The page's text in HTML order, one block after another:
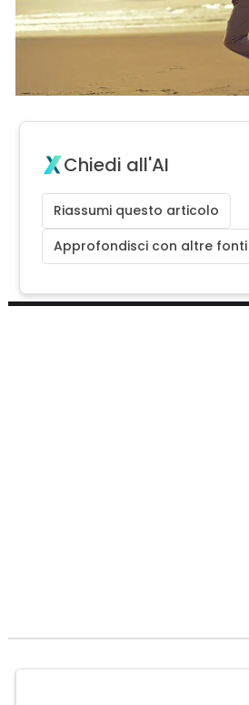
Chiedi all'AI
Riassumi questo articolo
Approfondisci con altre fonti